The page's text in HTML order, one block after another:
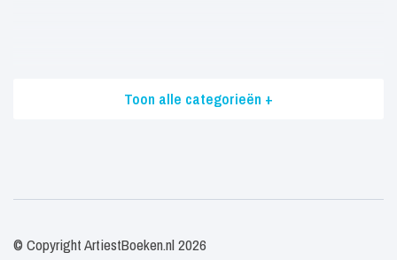
Toon alle categorieën +
© Copyright ArtiestBoeken.nl 2026